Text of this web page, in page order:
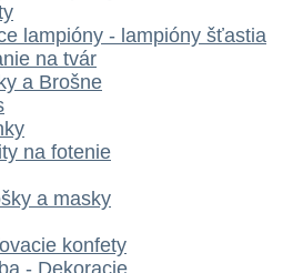
lampióny - lampióny šťastia
na tvár
a Brošne
na fotenie
a masky
konfety
- Dekoracie